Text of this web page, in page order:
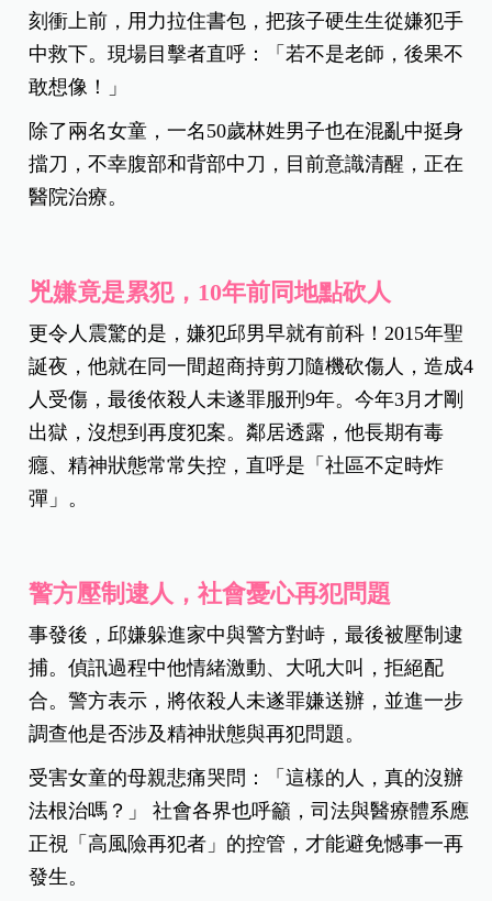
刻衝上前，用力拉住書包，把孩子硬生生從嫌犯手
中救下。現場目擊者直呼：「若不是老師，後果不
敢想像！」
除了兩名女童，一名50歲林姓男子也在混亂中挺身
擋刀，不幸腹部和背部中刀，目前意識清醒，正在
醫院治療。
兇嫌竟是累犯，10年前同地點砍人
更令人震驚的是，嫌犯邱男早就有前科！2015年聖
誕夜，他就在同一間超商持剪刀隨機砍傷人，造成4
人受傷，最後依殺人未遂罪服刑9年。今年3月才剛
出獄，沒想到再度犯案。鄰居透露，他長期有毒
癮、精神狀態常常失控，直呼是「社區不定時炸
彈」。
警方壓制逮人，社會憂心再犯問題
事發後，邱嫌躲進家中與警方對峙，最後被壓制逮
捕。偵訊過程中他情緒激動、大吼大叫，拒絕配
合。警方表示，將依殺人未遂罪嫌送辦，並進一步
調查他是否涉及精神狀態與再犯問題。
受害女童的母親悲痛哭問：「這樣的人，真的沒辦
法根治嗎？」 社會各界也呼籲，司法與醫療體系應
正視「高風險再犯者」的控管，才能避免憾事一再
發生。